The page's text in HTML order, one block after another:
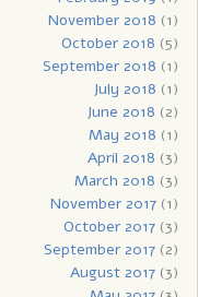
November 2018 (1)
October 2018 (5)
September 2018 (1)
July 2018 (1)
June 2018 (2)
May 2018 (1)
April 2018 (3)
March 2018 (3)
November 2017(1)
October 2017(3)
September 2017(2)
August 2017(3)